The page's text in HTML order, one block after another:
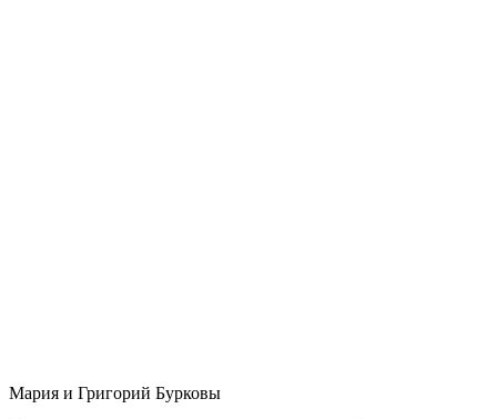
Мария и Григорий Бурковы